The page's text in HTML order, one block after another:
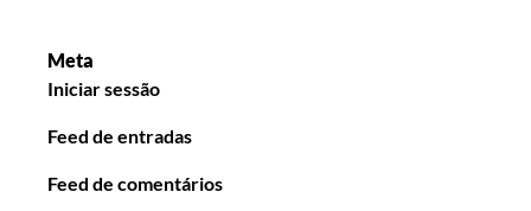
Meta
Iniciar sessão
Feed de entradas
Feed de comentários